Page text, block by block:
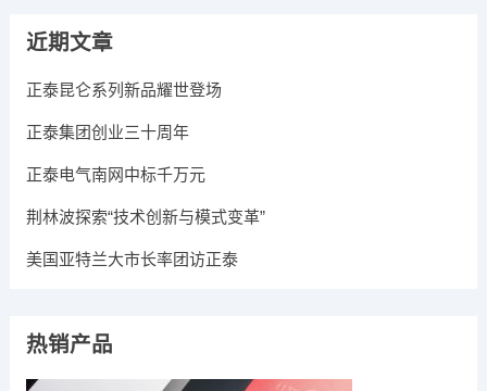
近期文章
正泰昆仑系列新品耀世登场
正泰集团创业三十周年
正泰电气南网中标千万元
荆林波探索“技术创新与模式变革”
美国亚特兰大市长率团访正泰
热销产品